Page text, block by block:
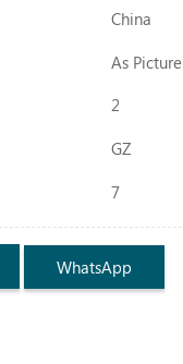
China
As Picture
2
GZ
7
WhatsApp